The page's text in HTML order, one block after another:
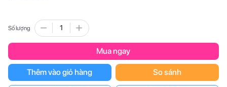
Số lượng
Mua ngay
Thêm vào giỏ hàng So sánh